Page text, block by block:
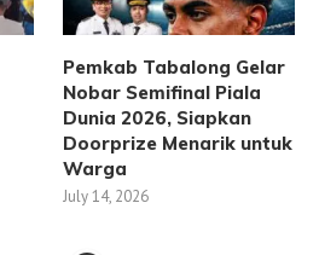
Pemkab Tabalong Gelar
Nobar Semifinal Piala
Dunia 2026, Siapkan
Doorprize Menarik untuk
Warga
July 14, 2026